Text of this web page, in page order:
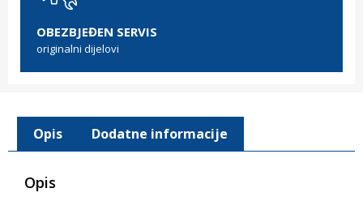
OBEZBJEĐEN SERVIS
originalni dijelovi
Opis Dodatne informacije
Opis